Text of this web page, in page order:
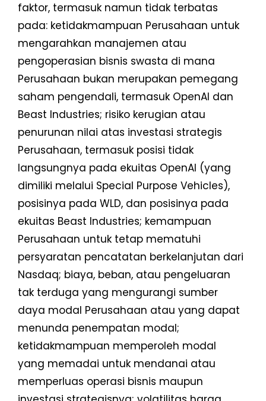
faktor, termasuk namun tidak terbatas
pada: ketidakmampuan Perusahaan untuk
mengarahkan manajemen atau
pengoperasian bisnis swasta di mana
Perusahaan bukan merupakan pemegang
saham pengendali, termasuk OpenAI dan
Beast Industries; risiko kerugian atau
penurunan nilai atas investasi strategis
Perusahaan, termasuk posisi tidak
langsungnya pada ekuitas OpenAI (yang
dimiliki melalui Special Purpose Vehicles),
posisinya pada WLD, dan posisinya pada
ekuitas Beast Industries; kemampuan
Perusahaan untuk tetap mematuhi
persyaratan pencatatan berkelanjutan dari
Nasdaq; biaya, beban, atau pengeluaran
tak terduga yang mengurangi sumber
daya modal Perusahaan atau yang dapat
menunda penempatan modal;
ketidakmampuan memperoleh modal
yang memadai untuk mendanai atau
memperluas operasi bisnis maupun